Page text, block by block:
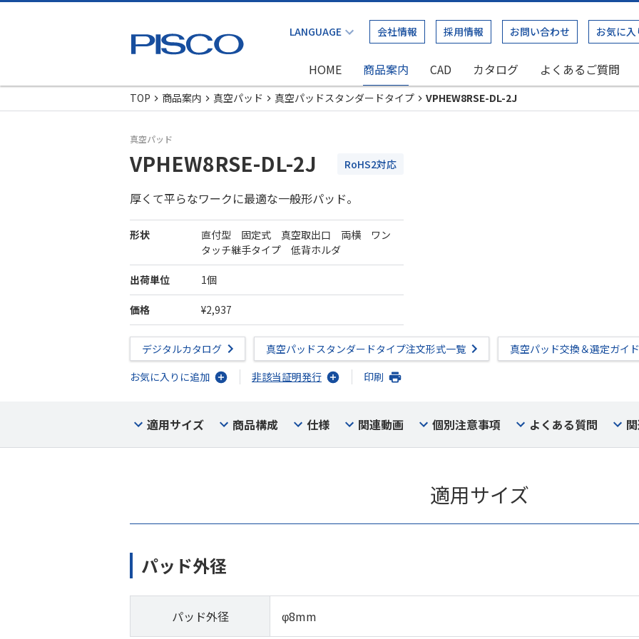
会社情報 採用情報 お問い合わせ お気に入
HOME 商品案内 CAD カタログ よくあるご質問
TOP
商品案内 真空パッド 真空パッドスタンダードタイプ VPHEW8RSE-DL-2J
真空パッド
VPHEW8RSE-DL-2J RoHS2対応
厚くて平らなワークに最適な一般形パッド。
形状
直付型 固定式 真空取出口 両横 ワン
タッチ継手タイプ 低背ホルダ
出荷単位 1個
価格 ¥2,937
デジタルカタログ 真空パッドスタンダードタイプ注文形式一覧
真空パッド交換＆選定ガイド
お気に入りに追加
非該当証明発行 印刷
適用サイズ 商品構成 仕様 関連動画 個別注意事項 よくある質問
適用サイズ
パッド外径
パッド外径 φ8mm